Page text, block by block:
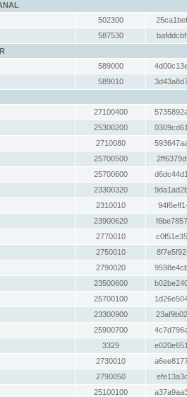
502300
587530
589000
589010
27100400
25300200
2710080
25700500
25700600
23300320
2310010
23900620
2770010
2750010
2790020
23500600
25700100
23300900
25900700
3329
2730010
2790050
25100100